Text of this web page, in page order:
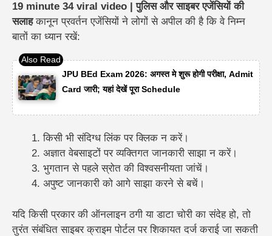
19 minute 34 viral video | पुलिस और साइबर एजेंसियों की
सलाहकानून प्रवर्तन एजेंसियों ने लोगों से अपील की है कि वे निम्न
बातों का ध्यान रखें:
JPU BEd Exam 2026: अगस्त मे शुरू होगी परीक्षा, Admit
Card जारी; यहां देखें पूरा Schedule
किसी भी संदिग्ध लिंक पर क्लिक न करें।
अज्ञात वेबसाइटों पर व्यक्तिगत जानकारी साझा न करें।
भुगतान से पहले स्रोत की विश्वसनीयता जांचें।
अपुष्ट जानकारी को आगे साझा करने से बचें।
यदि किसी प्रकार की ऑनलाइन ठगी या डाटा चोरी का संदेह हो, तो
तुरंत संबंधित साइबर क्राइम पोर्टल पर शिकायत दर्ज कराई जा सकती